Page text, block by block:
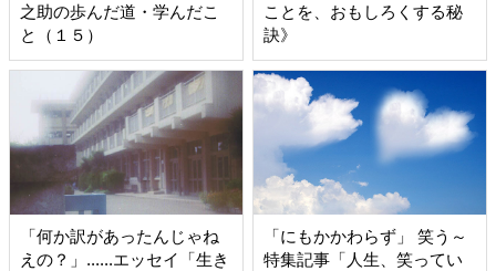
之助の歩んだ道・学んだこ
と（１５）
ことを、おもしろくする秘
訣》
「何か訳があったんじゃね
えの？」......エッセイ「生き
「にもかかわらず」 笑う～
特集記事「人生、笑ってい